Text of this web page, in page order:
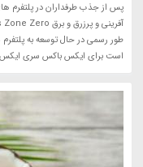
پس از جذب طرفداران در پلتفرم
طور رسمی در حال توسعه به
است برای ایکس باکس سری